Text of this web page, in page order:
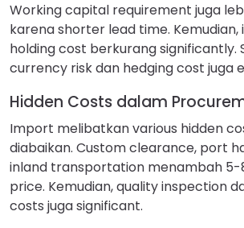
Working capital requirement juga
karena shorter lead time.
holding cost berkurang significantly.
currency risk dan hedging cost juga
Hidden Costs dalam
Import melibatkan various hidden
diabaikan. Custom clearance, port
inland transportation menambah 5-
price. Kemudian, quality inspection
costs juga significant.